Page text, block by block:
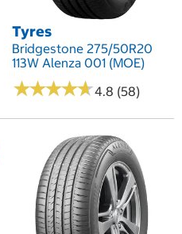
Tyres
Bridgestone 275/50R20
113W Alenza 001 (MOE)
★★★★★
★★★★★4.8 (58)